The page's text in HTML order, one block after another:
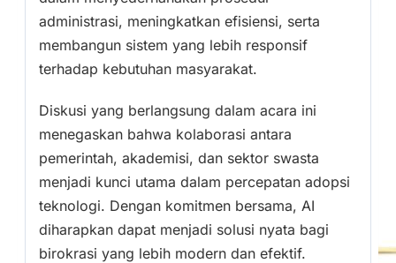
administrasi, meningkatkan efisiensi, serta
membangun sistem yang lebih responsif
terhadap kebutuhan masyarakat.
Diskusi yang berlangsung dalam acara ini
menegaskan bahwa kolaborasi antara
pemerintah, akademisi, dan sektor swasta
menjadi kunci utama dalam percepatan adopsi
teknologi. Dengan komitmen bersama, AI
diharapkan dapat menjadi solusi nyata bagi
birokrasi yang lebih modern dan efektif.